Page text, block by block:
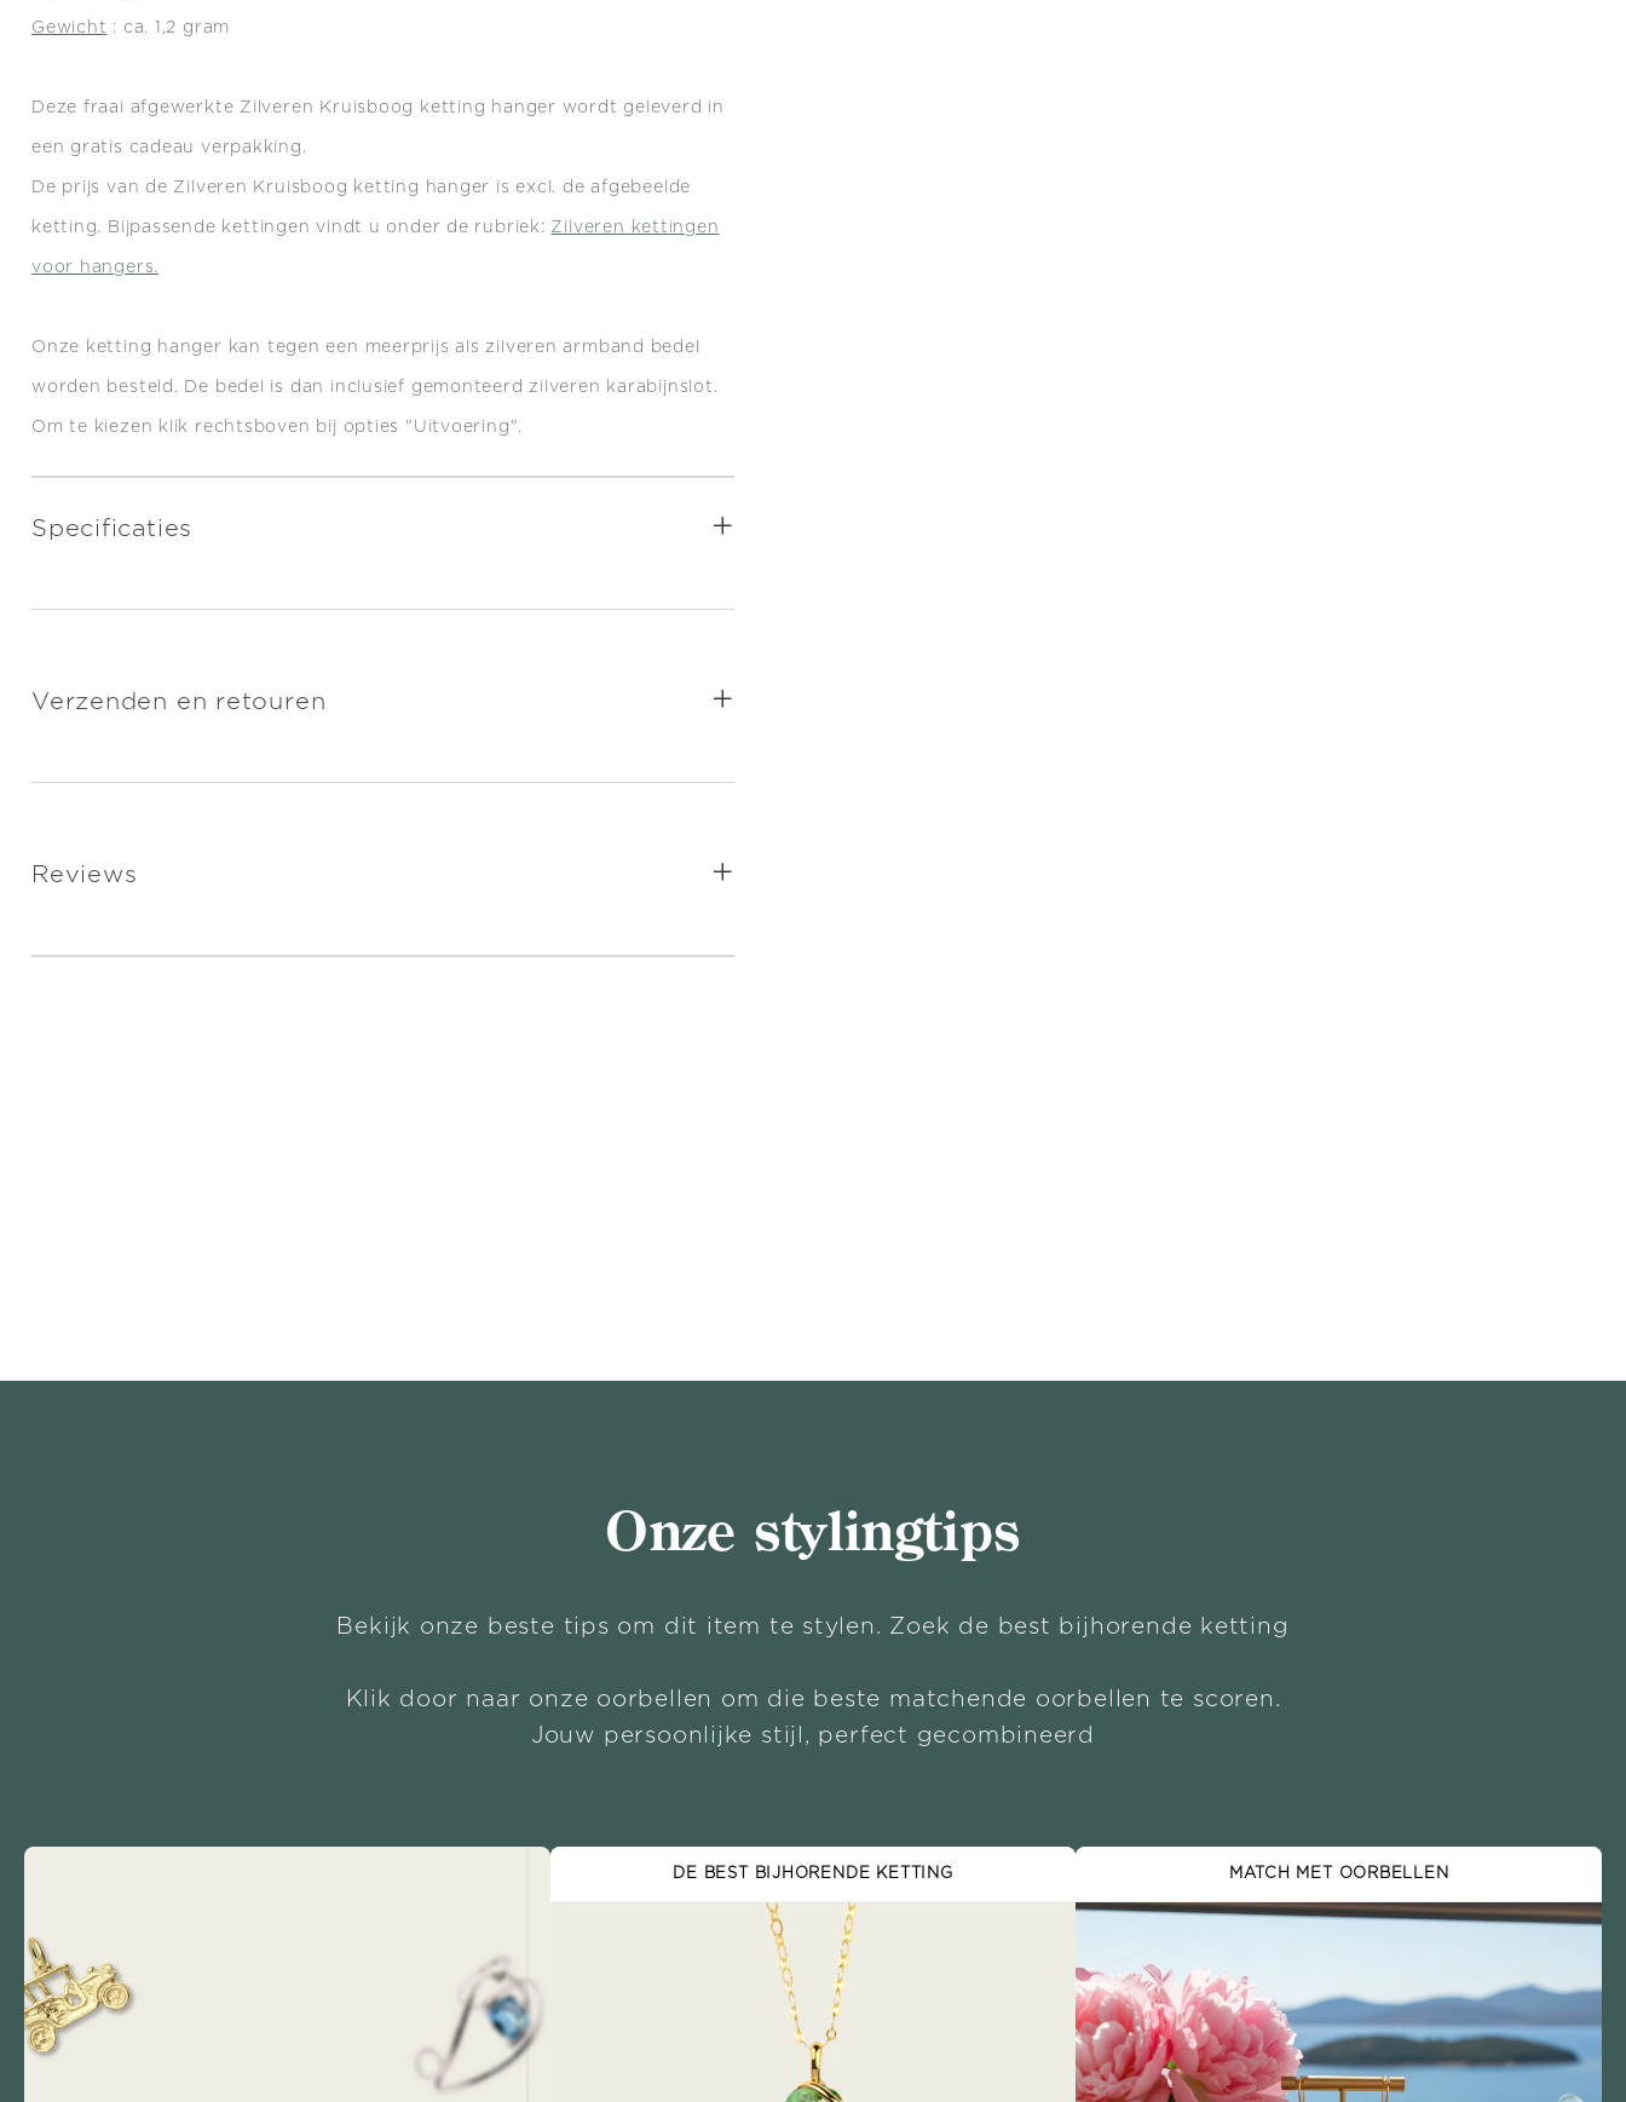
Gewicht : ca. 1,2 gram
Deze fraai afgewerkte Zilveren Kruisboog ketting hanger wordt geleverd in
een gratis cadeau verpakking.
De prijs van de Zilveren Kruisboog ketting hanger is excl. de afgebeelde
ketting. Bijpassende kettingen vindt u onder de rubriek: Zilveren kettingen
voor hangers.
Onze ketting hanger kan tegen een meerprijs als zilveren armband bedel
worden besteld. De bedel is dan inclusief gemonteerd zilveren karabijnslot.
Om te kiezen klik rechtsboven bij opties "Uitvoering".
Specificaties +
Verzenden en retouren +
Reviews +
Onze stylingtips
Bekijk onze beste tips om dit item te stylen. Zoek de best bijhorende ketting
Klik door naar onze oorbellen om die beste matchende oorbellen te scoren.
Jouw persoonlijke stijl, perfect gecombineerd
DE BEST BIJHORENDE KETTING MATCH MET OORBELLEN